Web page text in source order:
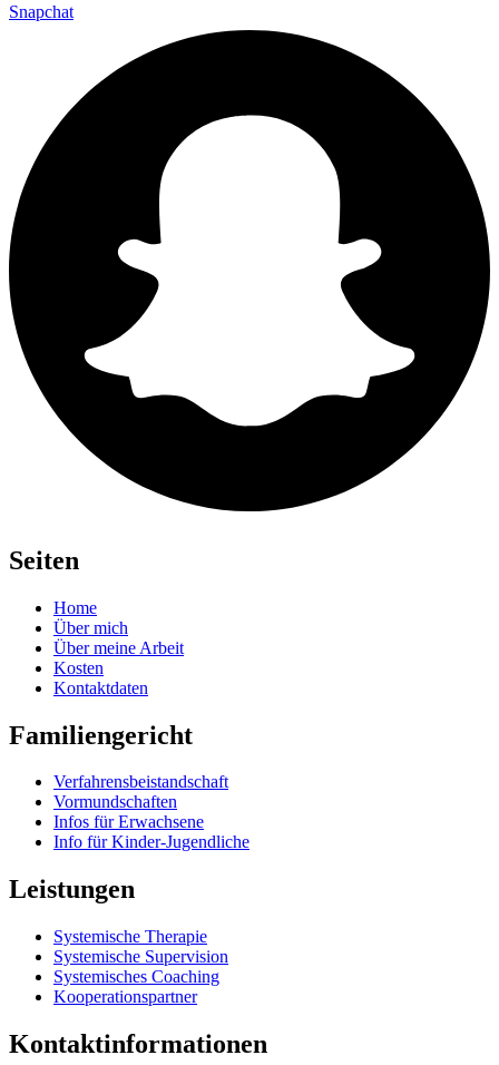
Snapchat
Seiten
Home
Über mich
Über meine Arbeit
Kosten
Kontaktdaten
Familiengericht
Verfahrensbeistandschaft
Vormundschaften
Infos für Erwachsene
Info für Kinder-Jugendliche
Leistungen
Systemische Therapie
Systemische Supervision
Systemisches Coaching
Kooperationspartner
Kontaktinformationen